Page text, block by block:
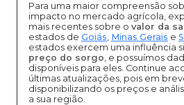
Para uma maior compreensão
impacto no mercado agrícola,
mais recentes sobre o valor da
estados de Goiás, Minas Gerais e
estados exercem uma influência
preço do sorgo, e possuímos
disponíveis para eles. Continue
últimas atualizações, pois em
disponibilizando os preços e
a sua região.